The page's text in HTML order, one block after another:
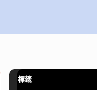
標籤